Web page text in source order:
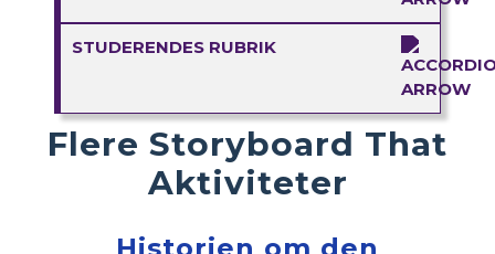
STUDERENDES RUBRIK
Flere Storyboard That
Aktiviteter